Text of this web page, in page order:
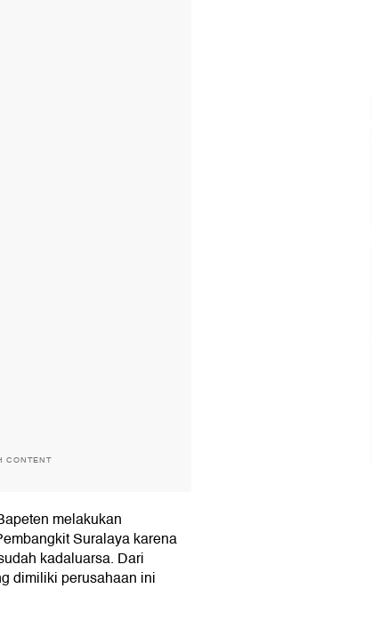
CONTENT
melakukan
Suralaya karena
kadaluarsa. Dari
dimiliki perusahaan ini